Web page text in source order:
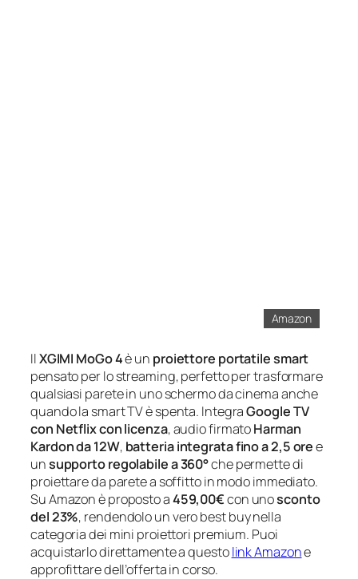
Amazon
IlXGIMI MoGo 4è un proiettore portatile smart
pensato per lo streaming, perfetto per trasformare
qualsiasi parete in uno schermo da cinema anche
quando la smart TV è spenta. IntegraGoogle TV
con Netflix con licenza, audio firmatoHarman
Kardon da 12W, batteria integrata fino a 2,5 oree
unsupporto regolabile a 360°che permette di
proiettare da parete a soffitto in modo immediato.
Su Amazon è proposto a459,00€con unosconto
del 23%, rendendolo un vero best buy nella
categoria dei mini proiettori premium. Puoi
acquistarlo direttamente a questolink Amazone
approfittare dell’offerta in corso.